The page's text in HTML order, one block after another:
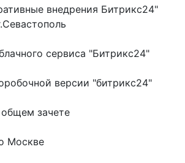
внедрения Битрикс24"
сервиса "Битрикс24"
версии "битрикс24"
зачете
Москве